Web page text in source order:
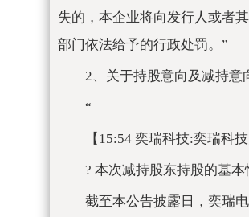
失的，本企业将向发行人或者
部门依法给予的行政处罚。”
2、关于持股意向及减持意
“
【15:54 奕瑞科技:奕瑞科
? 本次减持股东持股的基本
截至本公告披露日，奕瑞